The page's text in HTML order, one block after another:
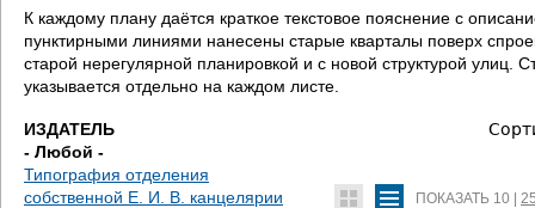
д
е
с
ь
К каждому плану даётся краткое текстовое пояснение с
пунктирными линиями нанесены старые кварталы поверх
старой нерегулярной планировкой и с новой структурой
указывается отдельно на каждом листе.
ИЗДАТЕЛЬ
- Любой -
Типография отделения
собственной Е. И. В. канцелярии
ПОКАЗАТЬ 10 |